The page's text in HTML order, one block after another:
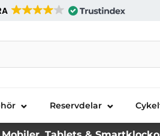
AB
Reservdelar